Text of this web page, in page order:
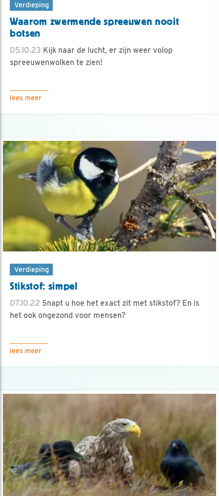
Verdieping
Waarom zwermende spreeuwen nooit
botsen
05.10.23 Kijk naar de lucht, er zijn weer volop
spreeuwenwolken te zien!
lees meer
Verdieping
Stikstof: simpel
07.10.22 Snapt u hoe het exact zit met stikstof? En is
het ook ongezond voor mensen?
lees meer